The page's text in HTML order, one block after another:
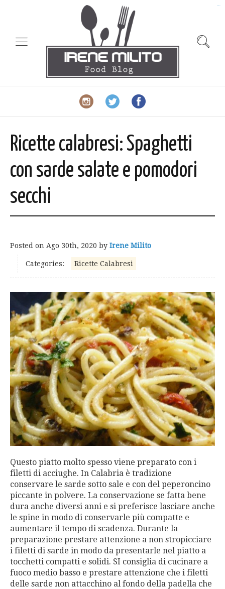
Ricette calabresi: Spaghetti
con sarde salate e pomodori
secchi
Posted on Ago 30th, 2020 by Irene Milito
Categories: Ricette Calabresi
Questo piatto molto spesso viene preparato con i
filetti di acciughe. In Calabria è tradizione
conservare le sarde sotto sale e con del peperoncino
piccante in polvere. La conservazione se fatta bene
dura anche diversi anni e si preferisce lasciare anche
le spine in modo di conservarle più compatte e
aumentare il tempo di scadenza. Durante la
preparazione prestare attenzione a non stropicciare
i filetti di sarde in modo da presentarle nel piatto a
tocchetti compatti e solidi. SI consiglia di cucinare a
fuoco medio basso e prestare attenzione che i filetti
delle sarde non attacchino al fondo della padella che